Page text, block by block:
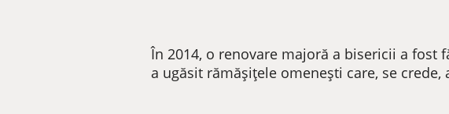
În 2014, o renovare majoră a bisericii a
a ugăsit rămășițele omenești care, se